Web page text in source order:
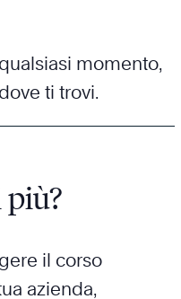
momento,
ti trovi.
il corso
azienda,